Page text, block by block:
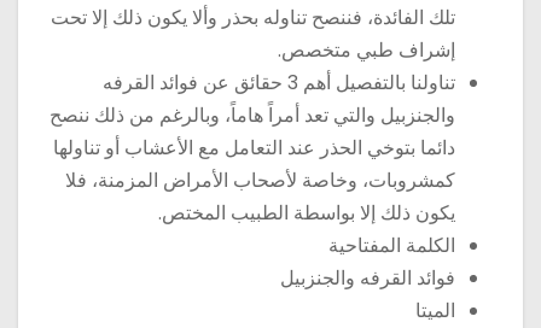
تلك الفائدة، فننصح تناوله بحذر وألا يكون ذلك إلا تحت
إشراف طبي متخصص.
تناولنا بالتفصيل أهم 3 حقائق عن فوائد القرفه
والجنزبيل والتي تعد أمراً هاماً، وبالرغم من ذلك ننصح
دائما بتوخي الحذر عند التعامل مع الأعشاب أو تناولها
كمشروبات، وخاصة لأصحاب الأمراض المزمنة، فلا
يكون ذلك إلا بواسطة الطبيب المختص.
الكلمة المفتاحية
فوائد القرفه والجنزبيل
الميتا